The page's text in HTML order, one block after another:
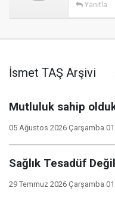
Yanıtla
İsmet TAŞ Arşivi
Mutluluk sahip
05 Ağustos 2026 Çarşamba
Sağlık Tesadüf
29 Temmuz 2026 Çarşamba